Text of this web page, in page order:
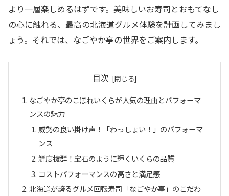
より一層楽しめるはずです。美味しいお寿司とおもてなし
の心に触れる、最高の北海道グルメ体験を計画してみまし
ょう。それでは、なごやか亭の世界をご案内します。
目次
なごやか亭のこぼれいくらが人気の理由とパフォーマ
ンスの魅力
威勢の良い掛け声！「わっしょい！」のパフォーマ
ンス
鮮度抜群！宝石のように輝くいくらの品質
コストパフォーマンスの高さと満足感
北海道が誇るグルメ回転寿司「なごやか亭」のこだわ